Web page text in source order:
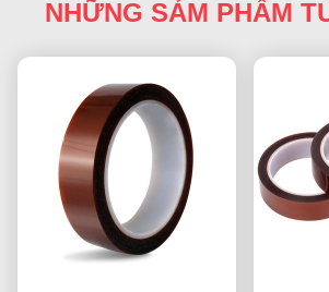
NHỮNG SẢM PHẨM